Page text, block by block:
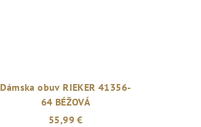
Dámska obuv RIEKER 41356-
64 BÉŽOVÁ
55,99 €